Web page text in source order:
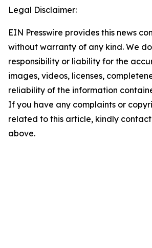
Legal Disclaimer:
EIN Presswire provides this news
without warranty of any kind. We
responsibility or liability for the
images, videos, licenses,
reliability of the information
If you have any complaints or
related to this article, kindly
above.